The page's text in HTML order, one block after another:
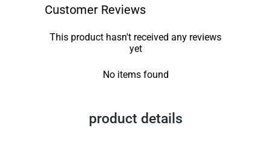
Customer Reviews
This product hasn't received any reviews
yet
No items found
product details